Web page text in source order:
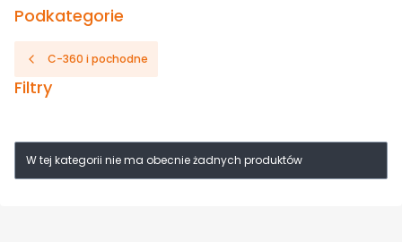
Podkategorie
C-360 i pochodne
Filtry
Koniec filtrów
W tej kategorii nie ma obecnie żadnych produktów